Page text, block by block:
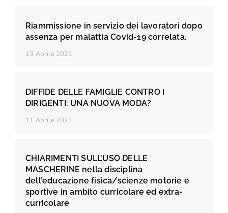
Riammissione in servizio dei lavoratori dopo
assenza per malattia Covid-19 correlata.
13 Aprile 2021
DIFFIDE DELLE FAMIGLIE CONTRO I
DIRIGENTI: UNA NUOVA MODA?
11 Aprile 2021
CHIARIMENTI SULL’USO DELLE
MASCHERINE nella disciplina
dell’educazione fisica/scienze motorie e
sportive in ambito curricolare ed extra-
curricolare